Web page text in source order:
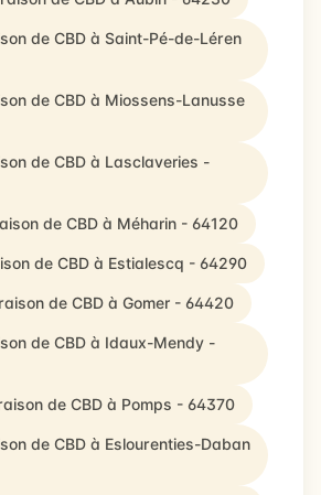
de CBD à Saint-Pé-de-Léren
de CBD à Miossens-Lanusse
de CBD à Lasclaveries -
de CBD à Méharin - 64120
de CBD à Estialescq - 64290
de CBD à Gomer - 64420
de CBD à Idaux-Mendy -
de CBD à Pomps - 64370
de CBD à Eslourenties-Daban